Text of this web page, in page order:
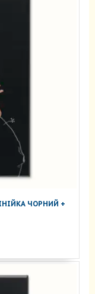
ЧОРНИЙ +